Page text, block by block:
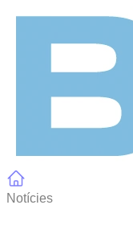
Notícies